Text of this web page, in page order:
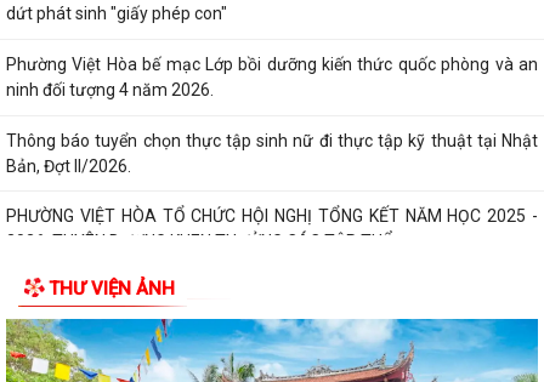
PHONG TRÀO NÔNG DÂN 6 THÁNG ĐẦU NĂM 2026...
Thông qua 24 Nghị quyết tại Kỳ họp thứ 3 (Kỳ họp thường lệ giữa năm
2026) HĐND thành phố khóa XVII
Phường Việt Hòa khai mạc lớp bồi dưỡng kiến thức quốc phòng và an
ninh cho đối tượng 4 năm 2026
Thành phố đặt mục tiêu giữ vững nhóm 5, phấn đấu vào nhóm 3 cả
nước về Chỉ số PCI đến năm 2030
Bảo đảm thực hiện chính sách bảo hiểm y tế đối với học sinh, sinh viên
năm học 2026-2027
Công đoàn phường Việt Hòa tổ chức tập huấn kỹ năng thương lượng,
THƯ VIỆN ẢNH